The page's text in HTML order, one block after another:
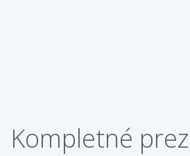
Kompletné